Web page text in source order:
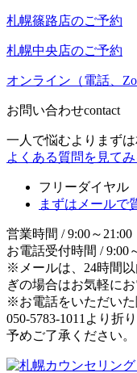
札幌篠路店のご予約
札幌中央店のご予約
オンライン（電話、
お問い合わせcontact
一人で悩むよりまずは
よくある質問を見てみ
フリーダイヤル
まずはメールで
営業時間 / 9:00～21:00
お電話受付時間 / 9:00
※メールは、24時間
ぎの場合はお気軽にお
※お電話をいただいた
050-5783-1011より折
予めご了承ください。